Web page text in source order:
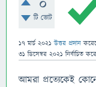
0
টি ভোট
17 মার্চ 2021 উত্তর প্রদান
31 ডিসেম্বর 2021 নির্বাচিত
আমরা প্রত্যেকেই